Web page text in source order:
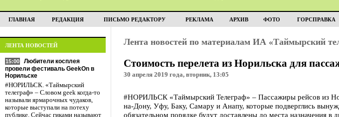
ГЛАВНАЯ РЕДАКЦИЯ ПИСЬМО РЕДАКТОРУ РЕКЛАМА АРХИВ ФОТО ГОРСПРАВКА
ЛЕНТА НОВОСТЕЙ
15:00
Любители косплея
провели фестиваль GeekOn в
Норильске
#НОРИЛЬСК. «Таймырский
телеграф» – Словом geek когда-то
называли ярмарочных чудаков,
которые выступали на потеху
публике. Сейчас гиками называют
Лента новостей по материалам ИА «Таймырский
Стоимость перелета из Норильска для
30 апреля 2019 года, вторник, 13:05
#НОРИЛЬСК «Таймырский Телеграф» – Пассажиры рейсов из
на-Дону, Уфу, Баку, Самару и Анапу, которые подверглись
обязательном порядке будут доставлены до места назначения